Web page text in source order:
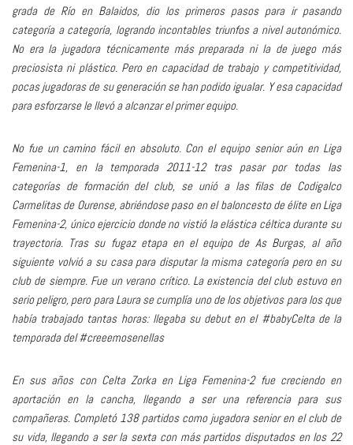
grada de Río en Balaidos, dio los primeros pasos para ir pasando
categoría a categoría, logrando incontables triunfos a nivel autonómico.
No era la jugadora técnicamente más preparada ni la de juego más
preciosista ni plástico. Pero en capacidad de trabajo y competitividad,
pocas jugadoras de su generación se han podido igualar. Y esa capacidad
para esforzarse le llevó a alcanzar el primer equipo.
No fue un camino fácil en absoluto. Con el equipo senior aún en Liga
Femenina-1, en la temporada 2011-12 tras pasar por todas las
categorías de formación del club, se unió a las filas de Codigalco
Carmelitas de Ourense, abriéndose paso en el baloncesto de élite en Liga
Femenina-2, único ejercicio donde no vistió la elástica céltica durante su
trayectoria. Tras su fugaz etapa en el equipo de As Burgas, al año
siguiente volvió a su casa para disputar la misma categoría pero en su
club de siempre. Fue un verano crítico. La existencia del club estuvo en
serio peligro, pero para Laura se cumplía uno de los objetivos para los que
había trabajado tantas horas: llegaba su debut en el #babyCelta de la
temporada del #creeemosenellas
En sus años con Celta Zorka en Liga Femenina-2 fue creciendo en
aportación en la cancha, llegando a ser una referencia para sus
compañeras. Completó 138 partidos como jugadora senior en el club de
su vida, llegando a ser la sexta con más partidos disputados en los 22